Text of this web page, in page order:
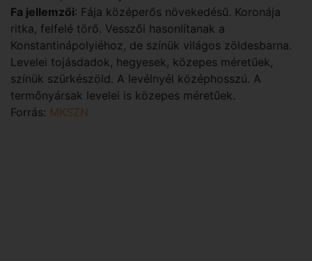
Fa jellemzői: Fája középerős növekedésű. Koronája
ritka, felfelé törő. Vesszői hasonlítanak a
Konstantinápolyiéhoz, de színük világos zöldesbarna.
Levelei tojásdadok, hegyesek, közepes méretűek,
színük szürkészöld. A levélnyél középhosszú. A
termőnyársak levelei is közepes méretűek.
Forrás: MKSZN